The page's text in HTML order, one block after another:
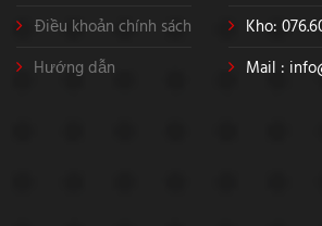
Điều khoản chính sách
Hướng dẫn
Kho:
Mail :